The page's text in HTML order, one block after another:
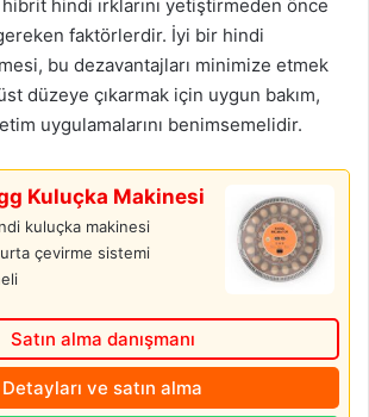
hindi ırklarını yetiştirmeden önce
faktörlerdir. İyi bir hindi
bu dezavantajları minimize etmek
düzeye çıkarmak için uygun bakım,
uygulamalarını benimsemelidir.
Kuluçka Makinesi
kuluçka makinesi
çevirme sistemi
Satın alma danışmanı
Detayları ve satın alma